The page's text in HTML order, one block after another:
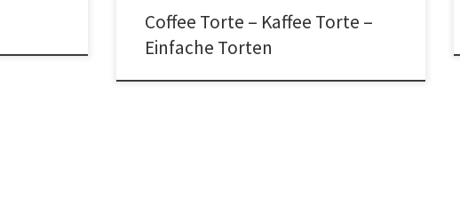
Coffee Torte – Kaffee Torte –
Einfache Torten